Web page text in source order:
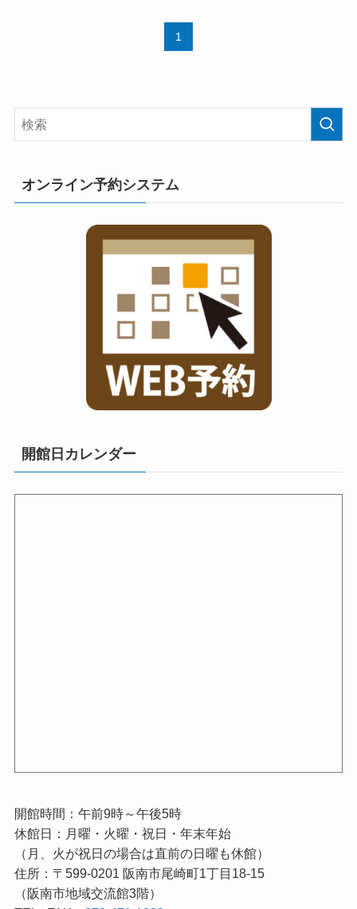
1
オンライン予約システム
開館日カレンダー
開館時間：午前9時～午後5時
休館日：月曜・火曜・祝日・年末年始
（月、火が祝日の場合は直前の日曜も休館）
住所：〒599-0201 阪南市尾崎町1丁目18-15
（阪南市地域交流館3階）